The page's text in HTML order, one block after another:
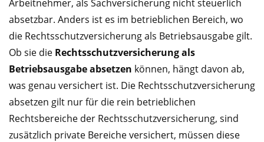
Arbeitnehmer, als Sachversicherung nicht steuerlich
absetzbar. Anders ist es im betrieblichen Bereich, wo
die Rechtsschutzversicherung als Betriebsausgabe gilt.
Ob sie die Rechtsschutzversicherung als
Betriebsausgabe absetzen können, hängt davon ab,
was genau versichert ist. Die Rechtsschutzversicherung
absetzen gilt nur für die rein betrieblichen
Rechtsbereiche der Rechtsschutzversicherung, sind
zusätzlich private Bereiche versichert, müssen diese